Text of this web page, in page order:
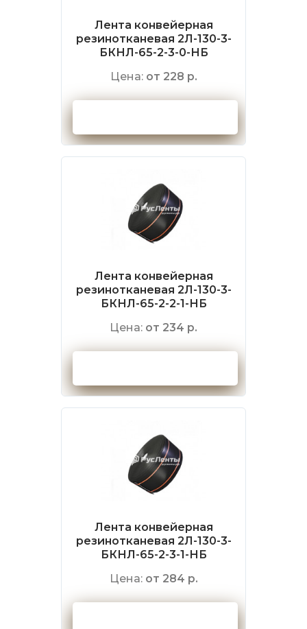
Лента конвейерная
резинотканевая 2Л-130-3-
БКНЛ-65-2-3-0-НБ
Цена: от 228 р.
Лента конвейерная
резинотканевая 2Л-130-3-
БКНЛ-65-2-2-1-НБ
Цена: от 234 р.
Лента конвейерная
резинотканевая 2Л-130-3-
БКНЛ-65-2-3-1-НБ
Цена: от 284 р.